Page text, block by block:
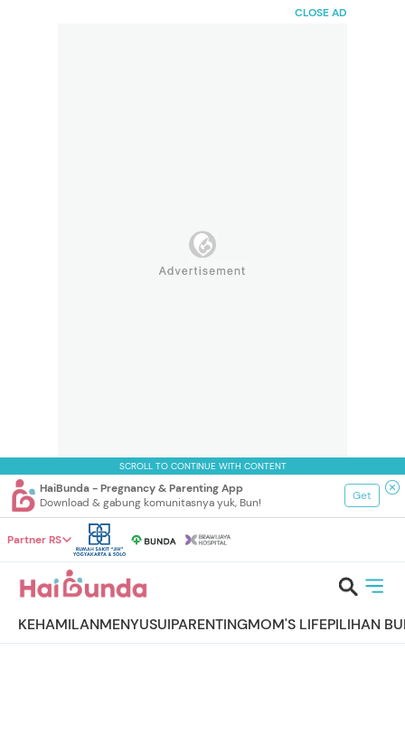
CLOSE AD
SCROLL TO CONTINUE WITH CONTENT
HaiBunda - Pregnancy & Parenting App
Download & gabung komunitasnya yuk, Bun!
Get
Partner RS
KEHAMILANMENYUSUIPARENTINGMOM'S LIFEPILIHAN